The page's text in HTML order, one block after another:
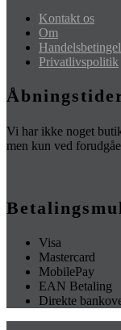
Kontakt os
Om
Privatlivspolitik
Vi har ikke noget
men kun ved
Visa
Mastercard
MobilePay
EAN Betaling
Direkte